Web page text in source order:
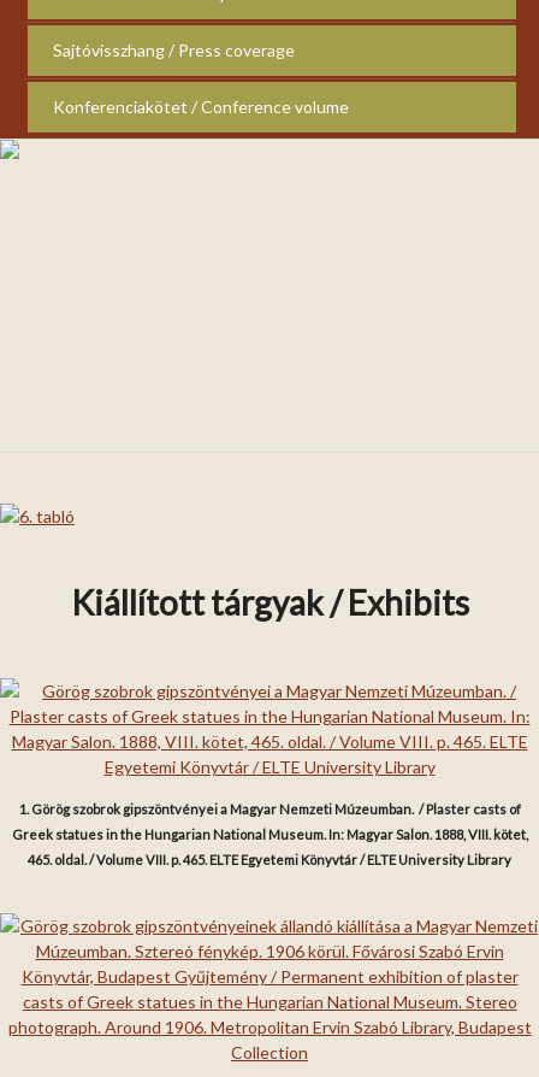
Sajtóvisszhang / Press coverage
Konferenciakötet / Conference volume
Kiállított tárgyak / Exhibits
1. Görög szobrok gipszöntvényei a Magyar Nemzeti Múzeumban. / Plaster casts of
Greek statues in the Hungarian National Museum. In: Magyar Salon. 1888, VIII. kötet,
465. oldal. / Volume VIII. p. 465. ELTE Egyetemi Könyvtár / ELTE University Library